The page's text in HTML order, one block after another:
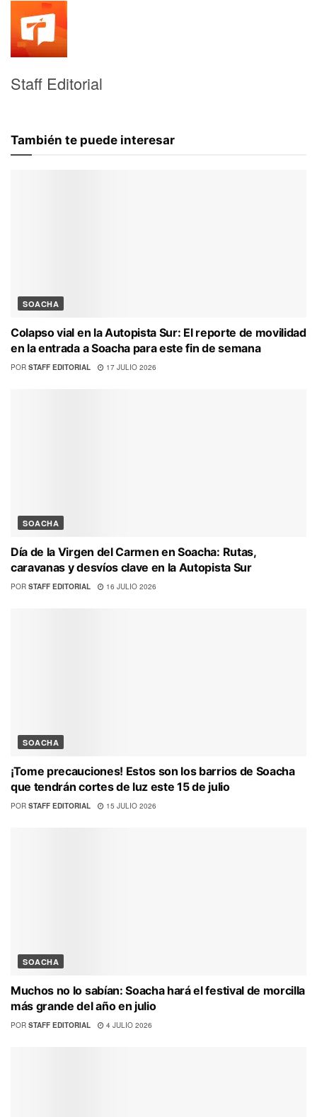
Staff Editorial
También te puede interesar
SOACHA
Colapso vial en la Autopista Sur: El reporte de movilidad
en la entrada a Soacha para este fin de semana
POR STAFF EDITORIAL 17 JULIO 2026
SOACHA
Día de la Virgen del Carmen en Soacha: Rutas,
caravanas y desvíos clave en la Autopista Sur
POR STAFF EDITORIAL 16 JULIO 2026
SOACHA
¡Tome precauciones! Estos son los barrios de Soacha
que tendrán cortes de luz este 15 de julio
POR STAFF EDITORIAL 15 JULIO 2026
SOACHA
Muchos no lo sabían: Soacha hará el festival de morcilla
más grande del año en julio
POR STAFF EDITORIAL 4 JULIO 2026